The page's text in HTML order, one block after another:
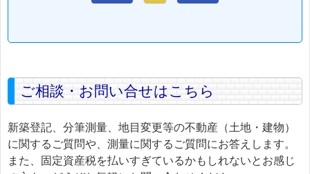
ご相談・お問い合せはこちら
新築登記、分筆測量、地目変更等の不動産（土地・建物）
に関するご質問や、測量に関するご質問にお答えします。
また、固定資産税を払いすぎているかもしれないとお感じ